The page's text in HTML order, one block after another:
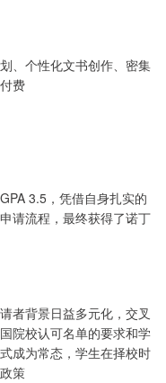
、个性化文书创作、密集
费
3.5，凭借自身扎实的
请流程，最终获得了诺丁
者背景日益多元化，交叉
院校认可名单的要求和学
成为常态，学生在择校时
策